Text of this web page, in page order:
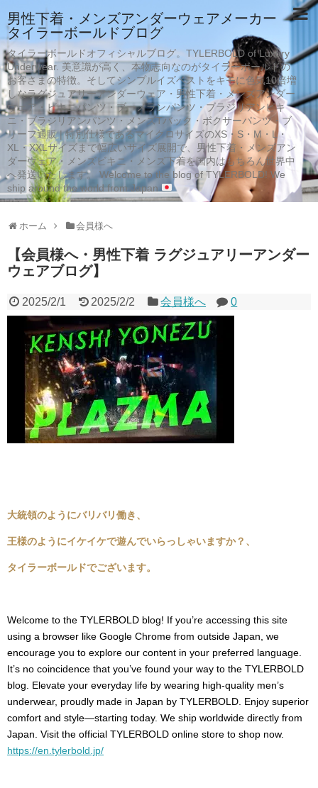
男性下着・メンズアンダーウェアメーカー
タイラーボールドブログ
タイラーボールドオフィシャルブログ。TYLERBOLD of Luxury
Underwear. 美意識が高く、本物志向なのがタイラーボールドの
お客さまの特徴。そしてシンプルイズベストをキモに色気10倍増
しなラグジュアリーアンダーウェア・男性下着・メンズアンダー
ウェア・ビキニパンツ・ブーメランパンツ・ブラジリアンビキ
ニ・ブラジリアンパンツ・メンズTバック・ボクサーパンツ・ブ
リーフ通販 | 特別仕様であるマイクロサイズのXS・S・M・L・
XL・XXLサイズまで幅広いサイズ展開で、男性下着・メンズアン
ダーウェア・メンズビキニ・メンズ下着を国内はもちろん世界中
へ発送いたします。 Welcome to the blog of TYLERBOLD! We
ship around the world from Japan
ホーム 会員様へ
【会員様へ・男性下着 ラグジュアリーアンダー
ウェアブログ】
2025/2/1 2025/2/2 会員様へ 0
大統領のようにバリバリ働き、
王様のようにイケイケで遊んでいらっしゃいますか？、
タイラーボールドでございます。
Welcome to the TYLERBOLD blog! If you’re accessing this site
using a browser like Google Chrome from outside Japan, we
encourage you to explore our content in your preferred language.
It’s no coincidence that you’ve found your way to the TYLERBOLD
blog. Elevate your everyday life by wearing high-quality men’s
underwear, proudly made in Japan by TYLERBOLD. Enjoy superior
comfort and style—starting today. We ship worldwide directly from
Japan. Visit the official TYLERBOLD online store to shop now.
https://en.tylerbold.jp/